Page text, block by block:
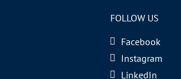
FOLLOW US
Facebook
Instagram
LinkedIn